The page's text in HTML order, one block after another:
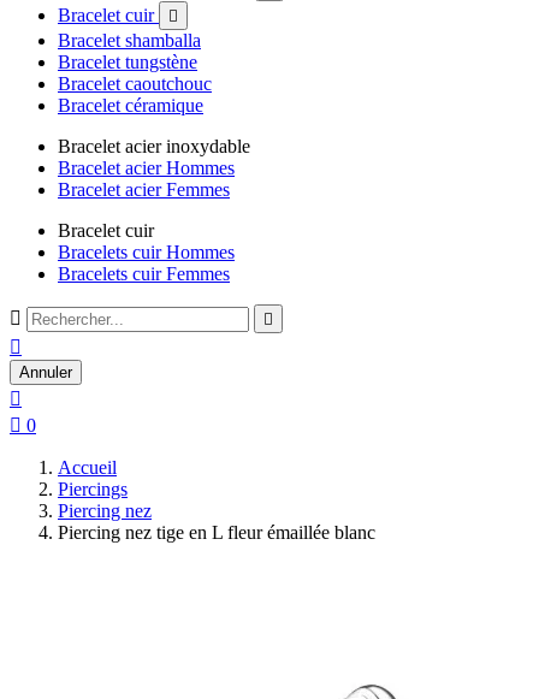
Bracelet cuir 
Bracelet shamballa
Bracelet tungstène
Bracelet caoutchouc
Bracelet céramique
Bracelet acier inoxydable
Bracelet acier Hommes
Bracelet acier Femmes
Bracelet cuir
Bracelets cuir Hommes
Bracelets cuir Femmes
 

Annuler

 0
Accueil
Piercings
Piercing nez
Piercing nez tige en L fleur émaillée blanc